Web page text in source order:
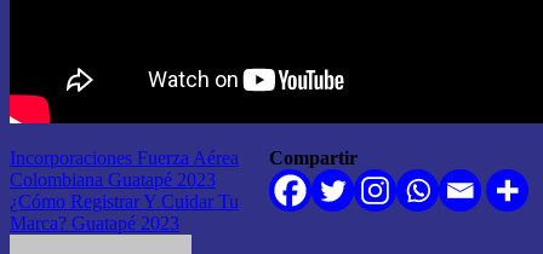
Compartir
Navegación
de
entradas
Incorporaciones Fuerza Aérea
Colombiana Guatapé 2023
¿Cómo Registrar Y Cuidar Tu
Marca? Guatapé 2023